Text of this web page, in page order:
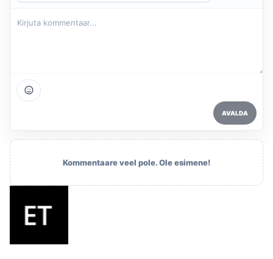
AVALDA
Kommentaare veel pole. Ole esimene!